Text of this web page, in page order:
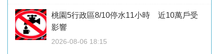
桃園5行政區8/10停水11小時 近10萬戶受
影響
2026-08-06 18:15